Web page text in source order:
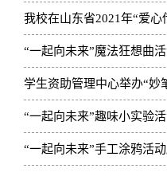
我校在山东省2021年“爱
“一起向未来”魔法狂想曲
学生资助管理中心举办“妙
“一起向未来”趣味小实验
“一起向未来”手工涂鸦活